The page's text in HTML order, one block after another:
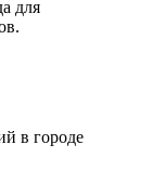
для
в городе